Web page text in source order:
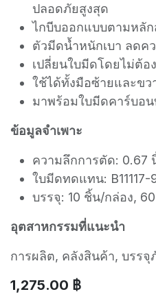
ปลอดภัยสูงสุด
ไกบีบออกแบบตามหลัก
ตัวมีดน้ำหนักเบา ลดค
เปลี่ยนใบมีดโดยไม่ต้อ
ใช้ได้ทั้งมือซ้ายและข
มาพร้อมใบมีดคาร์บอ
ข้อมูลจำเพาะ
ความลึกการตัด: 0.67
ใบมีดทดแทน:
บรรจุ: 10 ชิ้น/กล่อง,
อุตสาหกรรมที่แนะนำ
การผลิต, คลังสินค้า, บรร
1,275.00 ฿